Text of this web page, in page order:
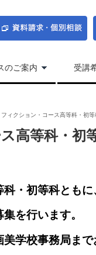
のご案内 受講
フィクション・コース高等科・初
高等科・初
・初等科とも
を行います。
学校事務局まで